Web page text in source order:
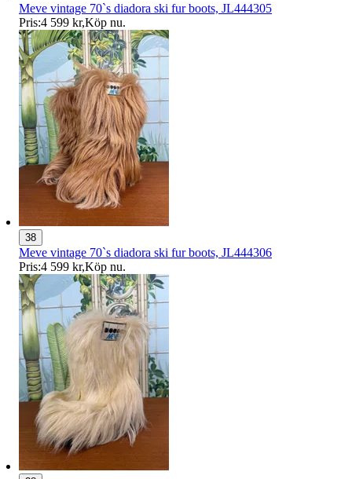
Meve vintage 70`s diadora ski fur boots, JL444305
Pris:4 599 kr,Köp nu.
38
Meve vintage 70`s diadora ski fur boots, JL444306
Pris:4 599 kr,Köp nu.